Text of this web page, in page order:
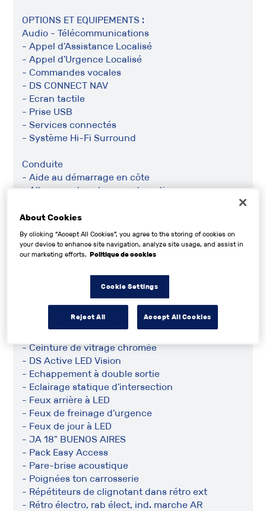
OPTIONS ET EQUIPEMENTS :
Audio - Télécommunications
- Appel d'Assistance Localisé
- Appel d'Urgence Localisé
- Commandes vocales
- DS CONNECT NAV
- Ecran tactile
- Prise USB
- Services connectés
- Système Hi-Fi Surround
Conduite
- Aide au démarrage en côte
- Allumage des phares automatique
- Démarrage sans clé
- Follow me home
- Frein stationnement électrique automatiq
- Limiteur regulateur de vitesse
- Système d'accès sans clé
Extérieur
- Aide au stat. AV et AR + Caméra de recul
- Ceinture de vitrage chromée
- DS Active LED Vision
- Echappement à double sortie
- Eclairage statique d'intersection
- Feux arrière à LED
- Feux de freinage d'urgence
- Feux de jour à LED
- JA 18" BUENOS AIRES
- Pack Easy Access
- Pare-brise acoustique
- Poignées ton carrosserie
- Répétiteurs de clignotant dans rétro ext
- Rétro électro, rab élect, ind. marche AR
About Cookies
By clicking “Accept All Cookies”, you agree to the storing of cookies on
your device to enhance site navigation, analyze site usage, and assist in
our marketing efforts. Politique de cookies
Cookie Settings
Reject All Accept All Cookies